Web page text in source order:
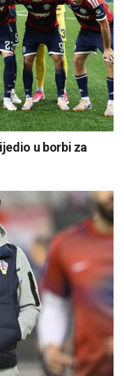
u borbi za